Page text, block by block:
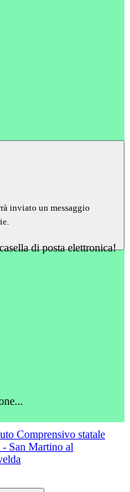
inviato un messaggio
di posta elettronica!